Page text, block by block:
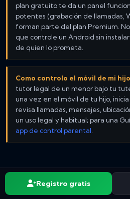
plan gratuito te da un panel
potentes (grabación de llamadas,
forman parte del plan Premium.
que controle un Android sin
de quien lo prometa.
Como controlo el móvil de mi
tutor legal de un menor bajo tu
una vez en el móvil de tu hijo,
revisa llamadas, mensajes,
un uso legal y habitual; para una
app de control parental.
Registro gratis